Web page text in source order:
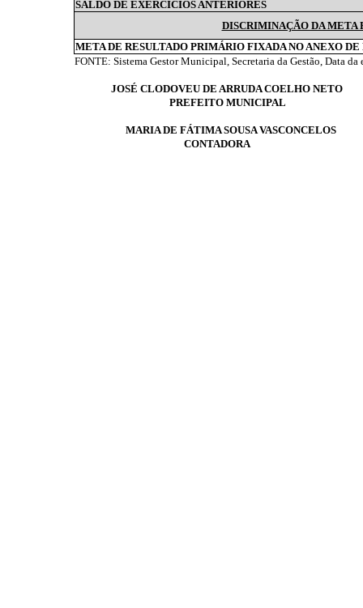
SALDO DE EXERCÍCIOS ANTERIORES
DISCRIMINAÇÃO DA META
META DE RESULTADO PRIMÁRIO FIXADA NO ANEXO
FONTE: Sistema Gestor Municipal, Secretaria da Gestão, Data da
JOSÉ CLODOVEU DE ARRUDA COELHO NETO
PREFEITO MUNICIPAL
MARIA DE FÁTIMA SOUSA VASCONCELOS
CONTADORA